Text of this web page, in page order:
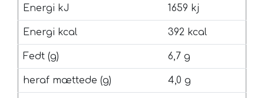
Energi kJ 1659 kj
Energi kcal 392 kcal
Fedt (g) 6,7 g
heraf mættede (g) 4,0 g